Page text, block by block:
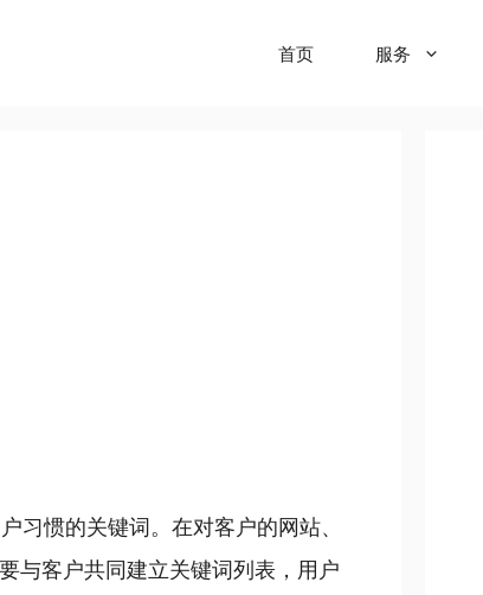
首页 服务
习惯的关键词。在对客户的网站、
与客户共同建立关键词列表，用户